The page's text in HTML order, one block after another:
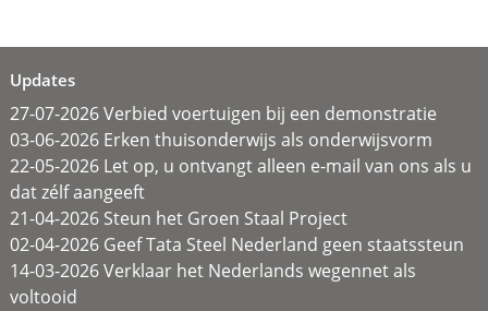
Updates
27-07-2026 Verbied voertuigen bij een demonstratie
03-06-2026 Erken thuisonderwijs als onderwijsvorm
22-05-2026 Let op, u ontvangt alleen e-mail van ons als u
dat zélf aangeeft
21-04-2026 Steun het Groen Staal Project
02-04-2026 Geef Tata Steel Nederland geen staatssteun
14-03-2026 Verklaar het Nederlands wegennet als
voltooid